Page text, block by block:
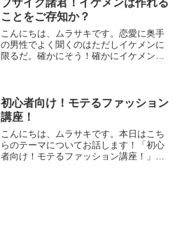
た。有名ナンパ師に勧められ...
ことをご存知か？
こんにちは、ムラサキです。恋愛に奥手
の男性でよく聞くのはただしイケメンに
限るだ。確かにそう！確かにイケメンだ
または自分はブサイクだか...
初心者向け！モテるファッション
講座！
こんにちは、ムラサキです。本日はこち
らのテーマについてお話します！「初心
者向け！モテるファッション講座！」洋